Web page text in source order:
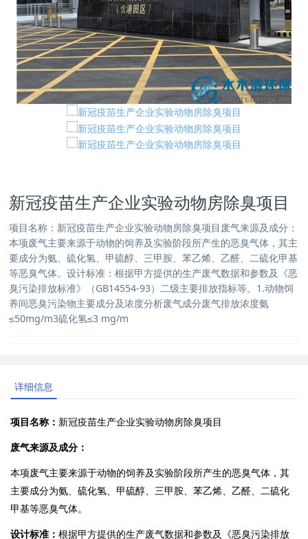
新冠疫苗生产企业实验动物房除臭项目
项目名称：新冠疫苗生产企业实验动物房除臭项目废气来源及成分：
本项废气主要来源于动物的饲养及实验阶段所产生的恶臭气体，其主
要成分为氨、硫化氢、甲硫醇、三甲胺、苯乙烯、乙醛、二硫化甲基
等恶臭气体。设计标准：根据甲方提供的生产废气数据和参数及《恶
臭污染排放标准》（GB14554-93）二级主要排放指标等。1.动物饲
养间恶臭污染物主要成分及浓度分析废气成分废气排放浓度氨
≤50mg/m3硫化氢≤3 mg/m
详细信息
项目名称： 新冠疫苗生产企业实验动物房除臭项目
废气来源及成分：
本项废气主要来源于动物的饲养及实验阶段所产生的恶臭气体，其
主要成分为氨、硫化氢、甲硫醇、三甲胺、苯乙烯、乙醛、二硫化
甲基等恶臭气体。
设计标准： 根据甲方提供的生产废气数据和参数及《恶臭污染排放